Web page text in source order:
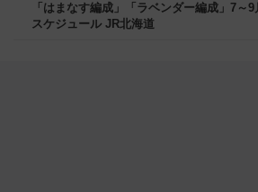
「はまなす編成」「ラベンダー編成」7～
スケジュール JR北海道